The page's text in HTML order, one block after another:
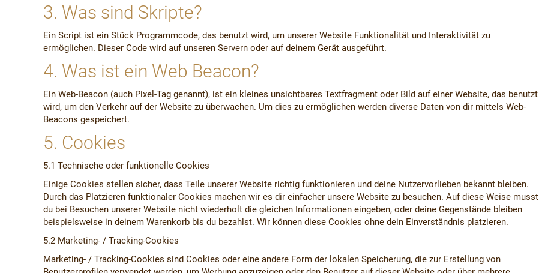
3. Was sind Skripte?
Ein Script ist ein Stück Programmcode, das benutzt wird, um unserer Website Funktionalität und Interaktivität zu
ermöglichen. Dieser Code wird auf unseren Servern oder auf deinem Gerät ausgeführt.
4. Was ist ein Web Beacon?
Ein Web-Beacon (auch Pixel-Tag genannt), ist ein kleines unsichtbares Textfragment oder Bild auf einer Website, das benutzt
wird, um den Verkehr auf der Website zu überwachen. Um dies zu ermöglichen werden diverse Daten von dir mittels Web-
Beacons gespeichert.
5. Cookies
5.1 Technische oder funktionelle Cookies
Einige Cookies stellen sicher, dass Teile unserer Website richtig funktionieren und deine Nutzervorlieben bekannt bleiben.
Durch das Platzieren funktionaler Cookies machen wir es dir einfacher unsere Website zu besuchen. Auf diese Weise musst
du bei Besuchen unserer Website nicht wiederholt die gleichen Informationen eingeben, oder deine Gegenstände bleiben
beispielsweise in deinem Warenkorb bis du bezahlst. Wir können diese Cookies ohne dein Einverständnis platzieren.
5.2 Marketing- / Tracking-Cookies
Marketing- / Tracking-Cookies sind Cookies oder eine andere Form der lokalen Speicherung, die zur Erstellung von